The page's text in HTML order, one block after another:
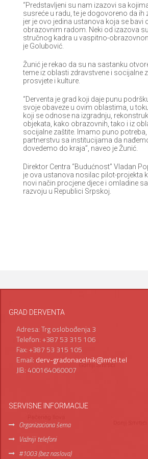
“Predstavljeni su nam izazovi sa
susreće u radu, te je dogovoreno da ih
jer je ovo jedina ustanova koja se bavi
obrazovnim radom. Neki od izazova
stručnog kadra u vaspitno-
je Golubović.
Žunić je rekao da su na sastanku
teme iz oblasti zdravstvene i socijalne
prosvjete i kulture.
“Derventa je grad koji daje punu
svoje obaveze u ovim oblastima, u
koji se odnose na izgradnju,
objekata, kako obrazovnih, tako i iz
socijalne zaštite. Imamo puno
partnerstvu sa institucijama da
dovedemo do kraja”, naveo je Žunić.
Direktor Centra “Budućnost” Vladan
je ova ustanova nosilac pilot-projekta
novi način procjene djece i omladine
razvoju u Republici Srpskoj.
GRAD DERVENTA
Adresa: Trg oslobođenja 3
Telefon: +387 53 315 106
Fax: +387 53 315 105
Email: derv-gradonacelnik@mtel.tel
JIB: 400164060007
SERVISNE INFORMACIJE
Organizaciona šema
Važniji telefoni
#1003 (bez naslova)